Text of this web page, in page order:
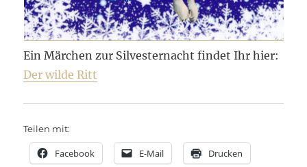
Ein Märchen zur Silvesternacht findet Ihr hier:
Der wilde Ritt
Teilen mit:
Facebook E-Mail Drucken